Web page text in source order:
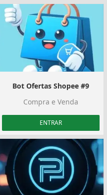
Bot Ofertas Shopee #9
Compra e Venda
ENTRAR